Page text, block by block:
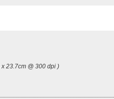
x 23.7cm @ 300 dpi )